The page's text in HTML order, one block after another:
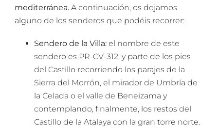
mediterránea. A continuación, os dejamos
alguno de los senderos que podéis recorrer:
Sendero de la Villa: el nombre de este
sendero es PR-CV-312, y parte de los pies
del Castillo recorriendo los parajes de la
Sierra del Morrón, el mirador de Umbría de
la Celada o el valle de Beneizama y
contemplando, finalmente, los restos del
Castillo de la Atalaya con la gran torre norte.